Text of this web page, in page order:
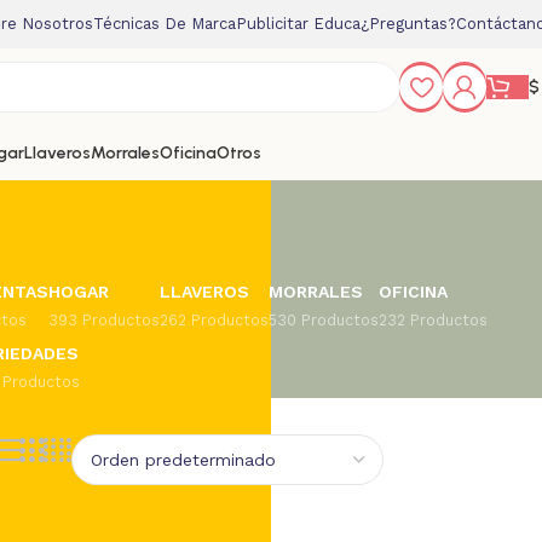
NosotrosTécnicas De MarcaPublicitar Educa¿Preguntas?
$
LlaverosMorralesOficinaOtros
HOGAR
393 Productos
LLAVEROS
262 Productos
MORRALES
530 Productos
OFICINA
232 Productos
Productos